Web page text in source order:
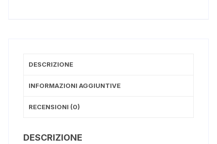
DESCRIZIONE
INFORMAZIONI AGGIUNTIVE
RECENSIONI (0)
DESCRIZIONE